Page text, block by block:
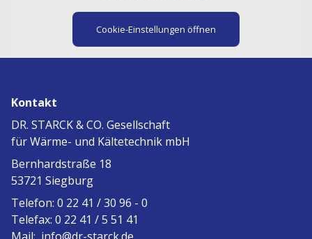
Cookie-Einstellungen öffnen
Kontakt
DR. STARCK & CO. Gesellschaft
für Wärme- und Kältetechnik mbH
Bernhardstraße 18
53721 Siegburg
Telefon: 0 22 41 / 30 96 - 0
Telefax: 0 22 41 / 5 51 41